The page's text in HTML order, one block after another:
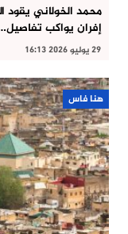
محمد الخولاني يقود
إفران يواكب
29 يوليو 2026 16:13
هنا فاس